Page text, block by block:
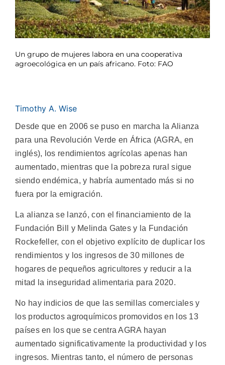
Un grupo de mujeres labora en una cooperativa
agroecológica en un país africano. Foto: FAO
Timothy A. Wise
Desde que en 2006 se puso en marcha la Alianza
para una Revolución Verde en África (AGRA, en
inglés), los rendimientos agrícolas apenas han
aumentado, mientras que la pobreza rural sigue
siendo endémica, y habría aumentado más si no
fuera por la emigración.
La alianza se lanzó, con el financiamiento de la
Fundación Bill y Melinda Gates y la Fundación
Rockefeller, con el objetivo explícito de duplicar los
rendimientos y los ingresos de 30 millones de
hogares de pequeños agricultores y reducir a la
mitad la inseguridad alimentaria para 2020.
No hay indicios de que las semillas comerciales y
los productos agroquímicos promovidos en los 13
países en los que se centra AGRA hayan
aumentado significativamente la productividad y los
ingresos. Mientras tanto, el número de personas